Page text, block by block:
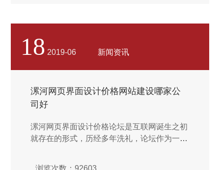
图像、闪烁的灯光、复杂的页面安置，甚至于
形表示手法和有效的团体与通信联系起来。...
18 2019-06 新闻资讯
漯河网页界面设计价格网站建设哪家公
司好
漯河网页界面设计价格论坛是互联网诞生之初
就存在的形式，历经多年洗礼，论坛作为一种
浏览次数：92603